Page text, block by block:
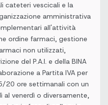
cateteri vescicali e la
amministrativa
all'attività
ordine farmaci, gestione
non utilizzati,
del P.A.I. e della BINA
a Partita IVA per
20 ore settimanali con un
al venerdì o diversamente,